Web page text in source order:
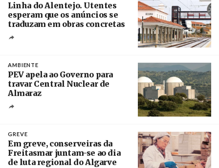
Linha do Alentejo. Utentes
esperam que os anúncios se
traduzam em obras concretas
AMBIENTE
PEV apela ao Governo para
travar Central Nuclear de
Almaraz
GREVE
Em greve, conserveiras da
Freitasmar juntam-se ao dia
de luta regional do Algarve